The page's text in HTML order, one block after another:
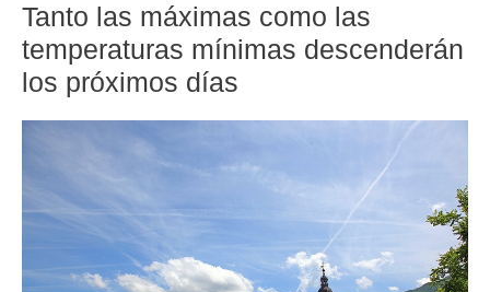
Tanto las máximas como las
temperaturas mínimas descenderán
los próximos días